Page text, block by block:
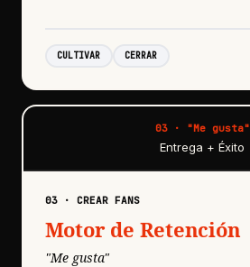
CULTIVAR CERRAR
03· "Me gusta"
Entrega + Éxito
03· CREAR FANS
Motor de Retención
"Me gusta"